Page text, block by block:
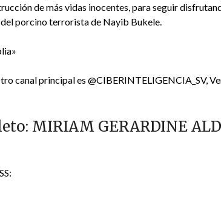
de más vidas inocentes, para seguir
porcino terrorista de Nayib Bukele.
canal principal es @CIBERINTELIGENCIA_SV,
MIRIAM GERARDINE